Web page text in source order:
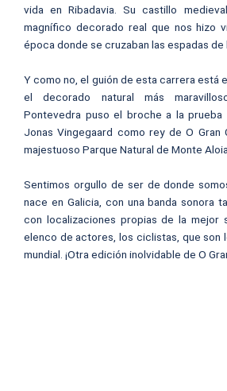
vida en Ribadavia. Su castillo
magnífico decorado real que nos hizo
época donde se cruzaban las espadas de
Y como no, el guión de esta carrera está
el decorado natural más
Pontevedra puso el broche a la
Jonas Vingegaard como rey de O Gran
majestuoso Parque Natural de Monte Aloia.
Sentimos orgullo de ser de donde
nace en Galicia, con una banda sonora
con localizaciones propias de la mejor
elenco de actores, los ciclistas, que son
mundial. ¡Otra edición inolvidable de O